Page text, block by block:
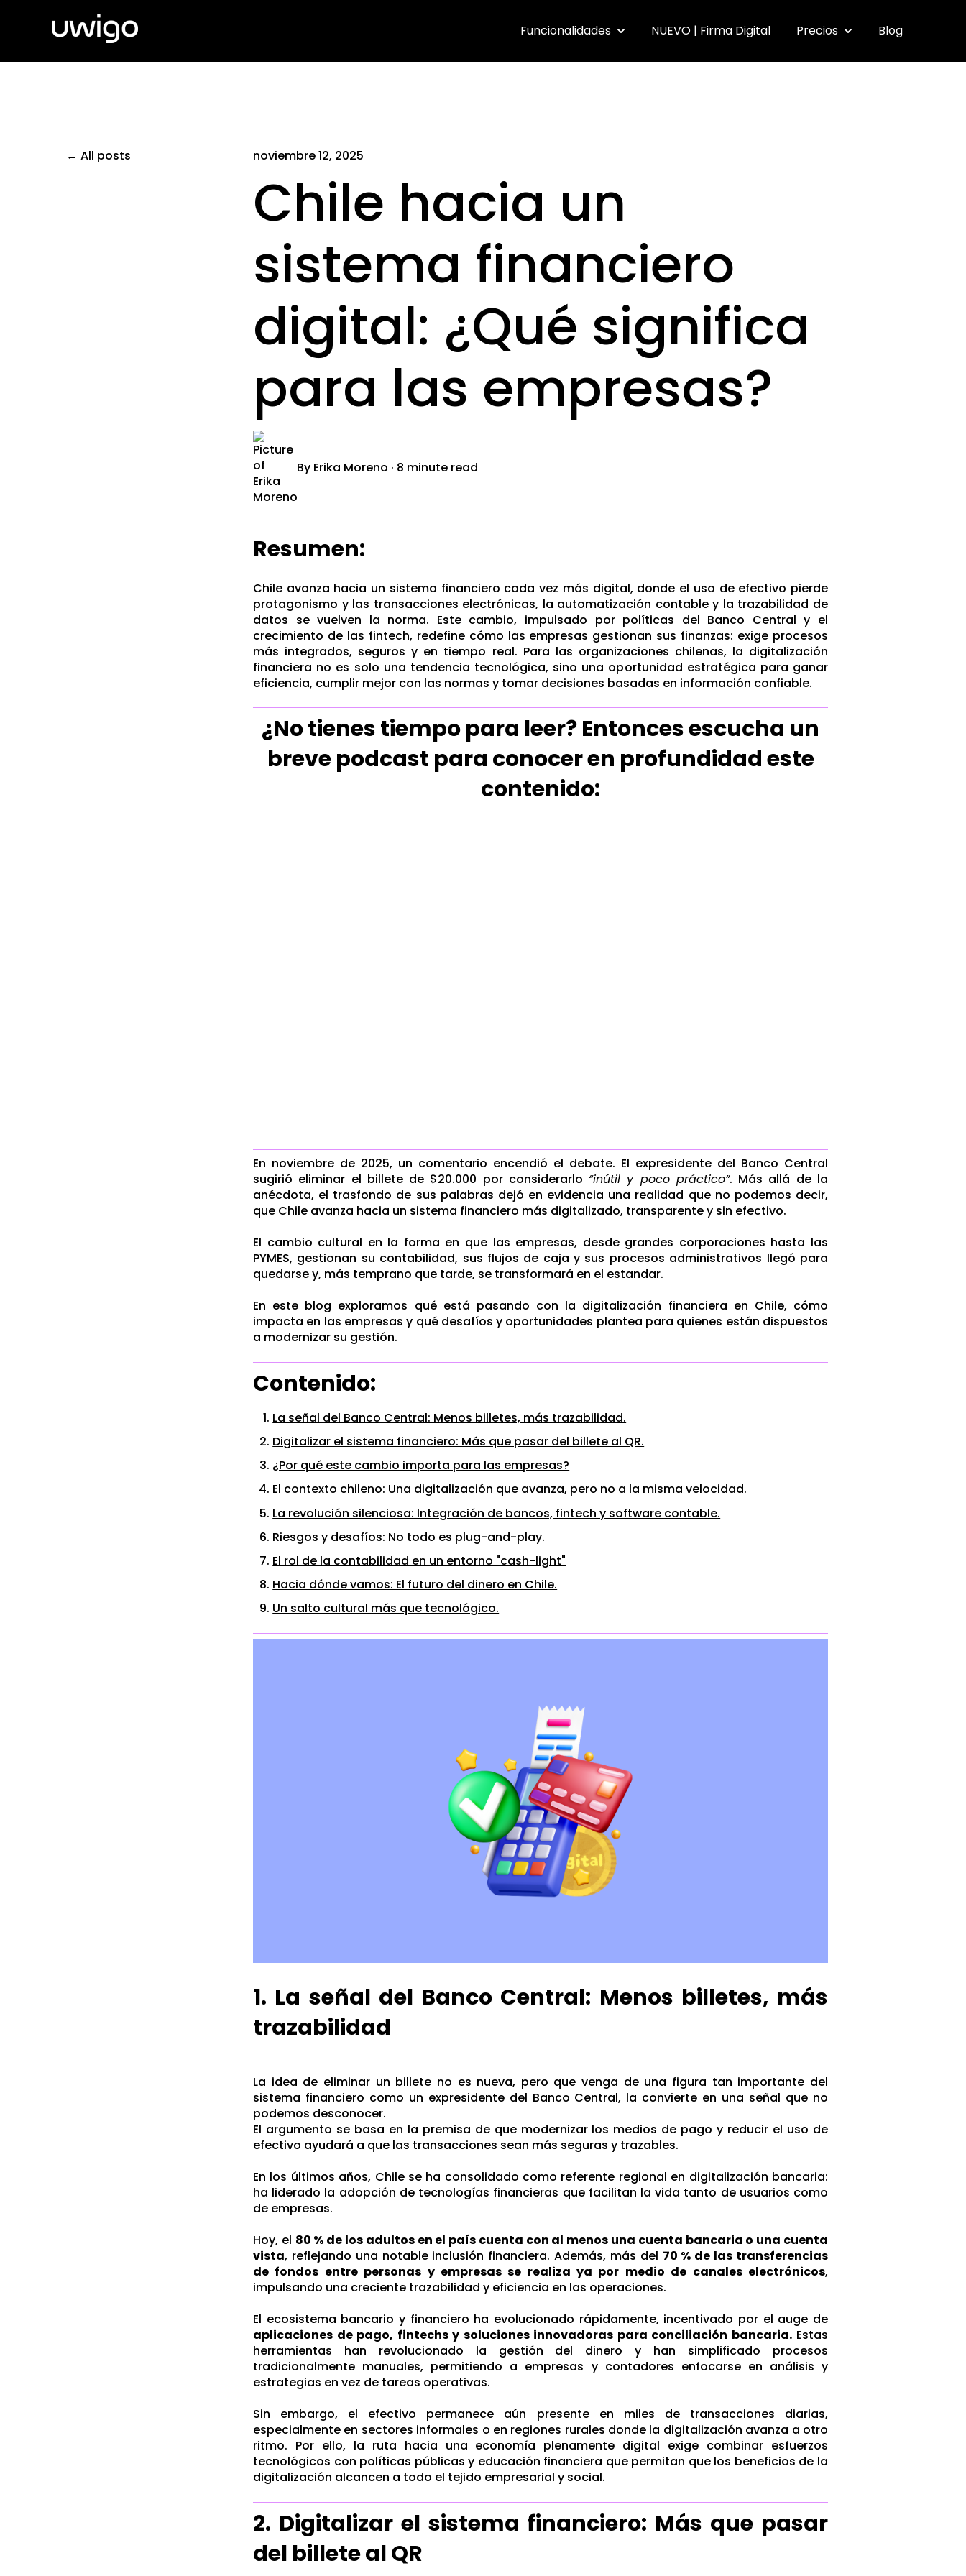
Funcionalidades Show submenu for Funcionalidades
NUEVO | Firma Digital Precios Show submenu for
Blog
All posts noviembre 12, 2025
Chile hacia un
sistema financiero
digital: ¿Qué significa
para las empresas?
By Erika Moreno · 8 minute read
Resumen:
Chile avanza hacia un sistema financiero cada vez más digital, donde el uso de efectivo pierde
protagonismo y las transacciones electrónicas, la automatización contable y la trazabilidad de
datos se vuelven la norma. Este cambio, impulsado por políticas del Banco Central y el
crecimiento de las fintech, redefine cómo las empresas gestionan sus finanzas: exige procesos
más integrados, seguros y en tiempo real. Para las organizaciones chilenas, la digitalización
financiera no es solo una tendencia tecnológica, sino una oportunidad estratégica para ganar
eficiencia, cumplir mejor con las normas y tomar decisiones basadas en información confiable.
¿No tienes tiempo para leer? Entonces escucha un
breve podcast para conocer en profundidad este
contenido:
En noviembre de 2025, un comentario encendió el debate. El expresidente del Banco Central
sugirió eliminar el billete de $20.000 por considerarlo “inútil y poco práctico”. Más allá de la
anécdota, el trasfondo de sus palabras dejó en evidencia una realidad que no podemos decir,
que Chile avanza hacia un sistema financiero más digitalizado, transparente y sin efectivo.
El cambio cultural en la forma en que las empresas, desde grandes corporaciones hasta las
PYMES, gestionan su contabilidad, sus flujos de caja y sus procesos administrativos llegó para
quedarse y, más temprano que tarde, se transformará en el estandar.
En este blog exploramos qué está pasando con la digitalización financiera en Chile, cómo
impacta en las empresas y qué desafíos y oportunidades plantea para quienes están dispuestos
a modernizar su gestión.
Contenido:
La señal del Banco Central: Menos billetes, más trazabilidad.
Digitalizar el sistema financiero: Más que pasar del billete al QR.
¿Por qué este cambio importa para las empresas?
El contexto chileno: Una digitalización que avanza, pero no a la misma velocidad.
La revolución silenciosa: Integración de bancos, fintech y software contable.
Riesgos y desafíos: No todo es plug-and-play.
El rol de la contabilidad en un entorno "cash-light"
Hacia dónde vamos: El futuro del dinero en Chile.
Un salto cultural más que tecnológico.
1. La señal del Banco Central: Menos billetes, más
trazabilidad
La idea de eliminar un billete no es nueva, pero que venga de una figura tan importante del
sistema financiero como un expresidente del Banco Central, la convierte en una señal que no
podemos desconocer.
El argumento se basa en la premisa de que modernizar los medios de pago y reducir el uso de
efectivo ayudará a que las transacciones sean más seguras y trazables.
En los últimos años, Chile se ha consolidado como referente regional en digitalización bancaria:
ha liderado la adopción de tecnologías financieras que facilitan la vida tanto de usuarios como
de empresas.
Hoy, el 80 % de los adultos en el país cuenta con al menos una cuenta bancaria o una cuenta
vista, reflejando una notable inclusión financiera. Además, más del 70 % de las transferencias
de fondos entre personas y empresas se realiza ya por medio de canales electrónicos,
impulsando una creciente trazabilidad y eficiencia en las operaciones.
El ecosistema bancario y financiero ha evolucionado rápidamente, incentivado por el auge de
aplicaciones de pago, fintechs y soluciones innovadoras para conciliación bancaria.Estas
herramientas han revolucionado la gestión del dinero y han simplificado procesos
tradicionalmente manuales, permitiendo a empresas y contadores enfocarse en análisis y
estrategias en vez de tareas operativas.
Sin embargo, el efectivo permanece aún presente en miles de transacciones diarias,
especialmente en sectores informales o en regiones rurales donde la digitalización avanza a otro
ritmo. Por ello, la ruta hacia una economía plenamente digital exige combinar esfuerzos
tecnológicos con políticas públicas y educación financiera que permitan que los beneficios de la
digitalización alcancen a todo el tejido empresarial y social.
2. Digitalizar el sistema financiero: Más que pasar
del billete al QR